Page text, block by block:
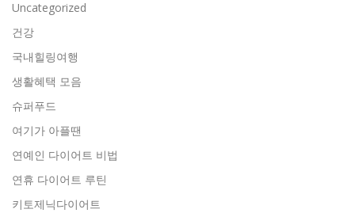
Uncategorized
건강
국내힐링여행
생활혜택 모음
슈퍼푸드
여기가 아플땐
연예인 다이어트 비법
연휴 다이어트 루틴
키토제닉다이어트